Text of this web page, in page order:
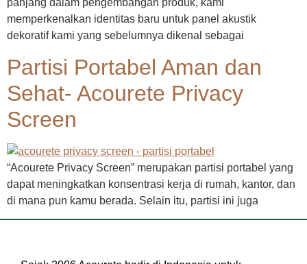
panjang dalam pengembangan produk, kami
memperkenalkan identitas baru untuk panel akustik
dekoratif kami yang sebelumnya dikenal sebagai
Partisi Portabel Aman dan
Sehat- Acourete Privacy
Screen
“Acourete Privacy Screen” merupakan partisi portabel yang
dapat meningkatkan konsentrasi kerja di rumah, kantor, dan
di mana pun kamu berada. Selain itu, partisi ini juga